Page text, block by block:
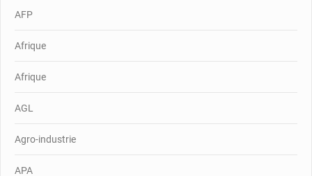
AFP
Afrique
Afrique
AGL
Agro-industrie
APA